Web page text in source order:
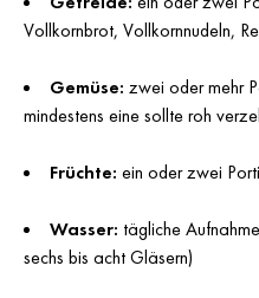
Vollkornbrot, Vollkornnudeln,
Gemüse: zwei oder mehr
mindestens eine sollte roh
Früchte: ein oder zwei
Wasser: tägliche
sechs bis acht Gläsern)